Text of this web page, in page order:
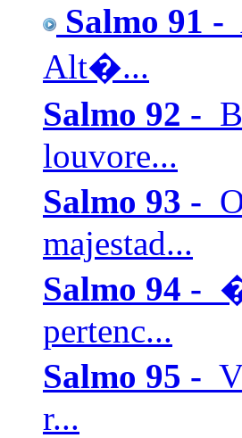
Salmo 91 -
Alt�...
Salmo 92 -
louvore...
Salmo 93 -
majestad...
Salmo 94 -
pertenc...
Salmo 95 -
r...